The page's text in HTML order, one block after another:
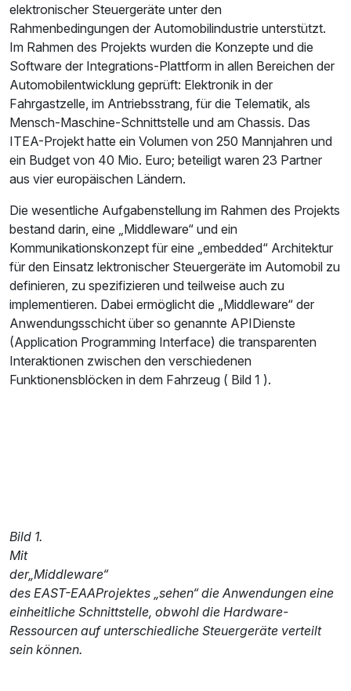
elektronischer Steuergeräte unter den
Rahmenbedingungen der Automobilindustrie unterstützt.
Im Rahmen des Projekts wurden die Konzepte und die
Software der Integrations-Plattform in allen Bereichen der
Automobilentwicklung geprüft: Elektronik in der
Fahrgastzelle, im Antriebsstrang, für die Telematik, als
Mensch-Maschine-Schnittstelle und am Chassis. Das
ITEA-Projekt hatte ein Volumen von 250 Mannjahren und
ein Budget von 40 Mio. Euro; beteiligt waren 23 Partner
aus vier europäischen Ländern.
Die wesentliche Aufgabenstellung im Rahmen des Projekts
bestand darin, eine „Middleware“ und ein
Kommunikationskonzept für eine „embedded“ Architektur
für den Einsatz lektronischer Steuergeräte im Automobil zu
definieren, zu spezifizieren und teilweise auch zu
implementieren. Dabei ermöglicht die „Middleware“ der
Anwendungsschicht über so genannte APIDienste
(Application Programming Interface) die transparenten
Interaktionen zwischen den verschiedenen
Funktionensblöcken in dem Fahrzeug ( Bild 1 ).
Bild 1.
Mit
der„Middleware“
des EAST-EAAProjektes „sehen“ die Anwendungen eine
einheitliche Schnittstelle, obwohl die Hardware-
Ressourcen auf unterschiedliche Steuergeräte verteilt
sein können.